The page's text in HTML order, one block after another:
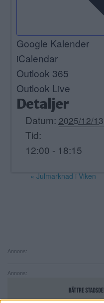
Google Kalender
iCalendar
Outlook 365
Outlook Live
Detaljer
Datum: 2025/12/13
Tid:
12:00 - 18:15
« Julmarknad i Viken
Annons:
Annons: